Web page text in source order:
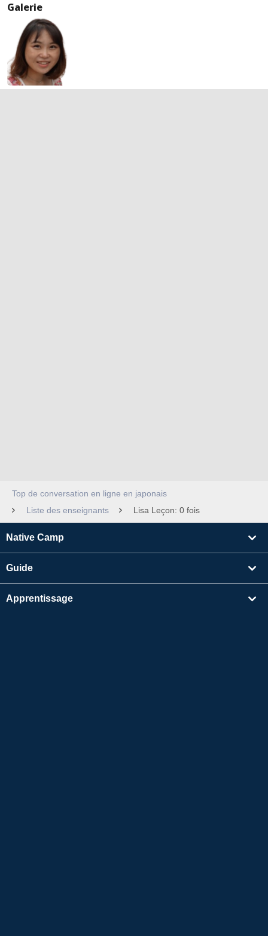
Galerie
Top de conversation en ligne en japonais
Liste des enseignants
Lisa Leçon: 0 fois
Native Camp
Guide
Apprentissage